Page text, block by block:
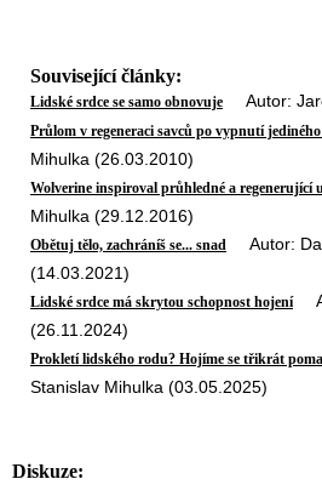
Související články:
Lidské srdce se samo obnovuje Autor:
Průlom v regeneraci savců po vypnutí jediného
Mihulka (26.03.2010)
Wolverine inspiroval průhledné a regenerující
Mihulka (29.12.2016)
Obětuj tělo, zachráníš se... snad
Autor:
(14.03.2021)
Lidské srdce má skrytou schopnost hojení
(26.11.2024)
Prokletí lidského rodu? Hojíme se třikrát
Stanislav Mihulka (03.05.2025)
Diskuze: